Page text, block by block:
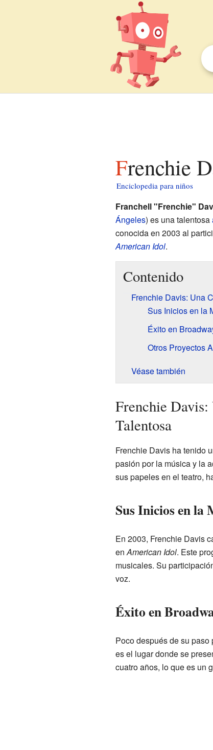
Frenchie
Enciclopedia para niños
Franchell "Frenchie"
Ángeles) es una talentosa
conocida en 2003 al
American Idol.
Contenido
Frenchie Davis: Una
Sus Inicios en la
Éxito en
Otros Proyectos
Véase también
Frenchie
Talentosa
Frenchie Davis ha tenido
pasión por la música y la
sus papeles en el teatro,
Sus Inicios en la
En 2003, Frenchie Davis
enAmerican Idol. Este
musicales. Su
voz.
Éxito en
Poco después de su
es el lugar donde se
cuatro años, lo que es un